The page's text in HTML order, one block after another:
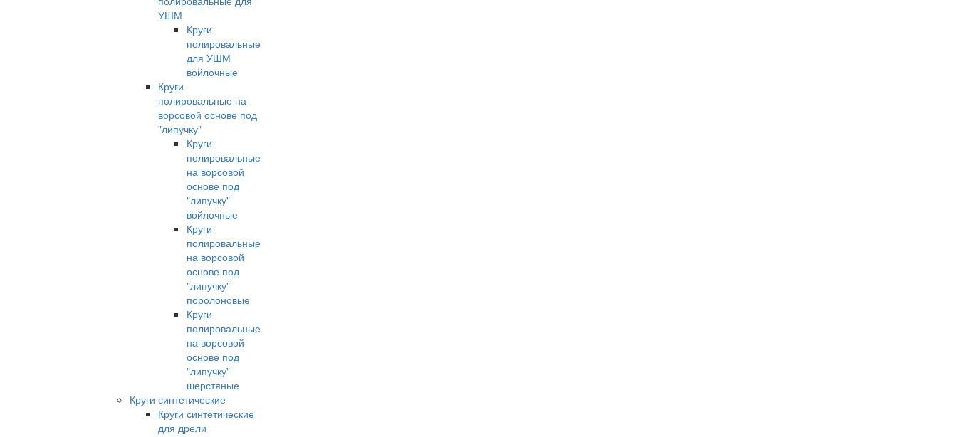
УШМ
Круги
полировальные
для УШМ
войлочные
Круги
полировальные на
ворсовой основе под
"липучку"
Круги
полировальные
на ворсовой
основе под
"липучку"
войлочные
Круги
полировальные
на ворсовой
основе под
"липучку"
поролоновые
Круги
полировальные
на ворсовой
основе под
"липучку"
шерстяные
Круги синтетические
Круги синтетические
для дрели